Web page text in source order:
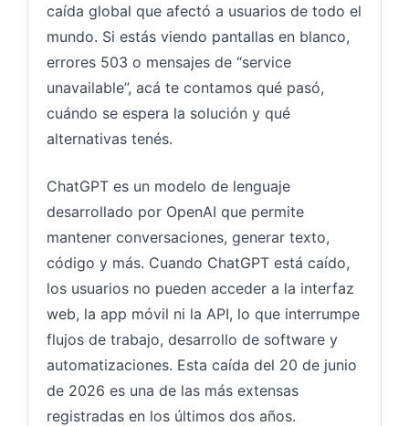
caída global que afectó a usuarios de todo el
mundo. Si estás viendo pantallas en blanco,
errores 503 o mensajes de “service
unavailable”, acá te contamos qué pasó,
cuándo se espera la solución y qué
alternativas tenés.
ChatGPT es un modelo de lenguaje
desarrollado por OpenAI que permite
mantener conversaciones, generar texto,
código y más. Cuando ChatGPT está caído,
los usuarios no pueden acceder a la interfaz
web, la app móvil ni la API, lo que interrumpe
flujos de trabajo, desarrollo de software y
automatizaciones. Esta caída del 20 de junio
de 2026 es una de las más extensas
registradas en los últimos dos años.